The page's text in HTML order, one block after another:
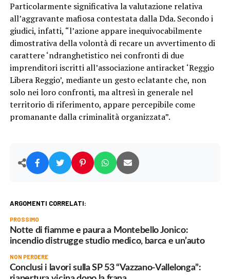
Particolarmente significativa la valutazione relativa
all’aggravante mafiosa contestata dalla Dda. Secondo i
giudici, infatti, “l’azione appare inequivocabilmente
dimostrativa della volontà di recare un avvertimento di
carattere ‘ndranghetistico nei confronti di due
imprenditori iscritti all’associazione antiracket ‘Reggio
Libera Reggio’, mediante un gesto eclatante che, non
solo nei loro confronti, ma altresì in generale nel
territorio di riferimento, appare percepibile come
promanante dalla criminalità organizzata”.
ARGOMENTI CORRELATI:
PROSSIMO
Notte di fiamme e paura a Montebello Jonico:
incendio distrugge studio medico, barca e un’auto
NON PERDERE
Conclusi i lavori sulla SP 53 “Vazzano-Vallelonga”: